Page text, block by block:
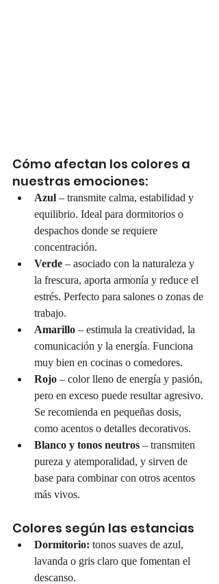
Cómo afectan los colores a
nuestras emociones:
Azul – transmite calma, estabilidad y
equilibrio. Ideal para dormitorios o
despachos donde se requiere
concentración.
Verde – asociado con la naturaleza y
la frescura, aporta armonía y reduce el
estrés. Perfecto para salones o zonas de
trabajo.
Amarillo – estimula la creatividad, la
comunicación y la energía. Funciona
muy bien en cocinas o comedores.
Rojo – color lleno de energía y pasión,
pero en exceso puede resultar agresivo.
Se recomienda en pequeñas dosis,
como acentos o detalles decorativos.
Blanco y tonos neutros – transmiten
pureza y atemporalidad, y sirven de
base para combinar con otros acentos
más vivos.
Colores según las estancias
Dormitorio: tonos suaves de azul,
lavanda o gris claro que fomentan el
descanso.